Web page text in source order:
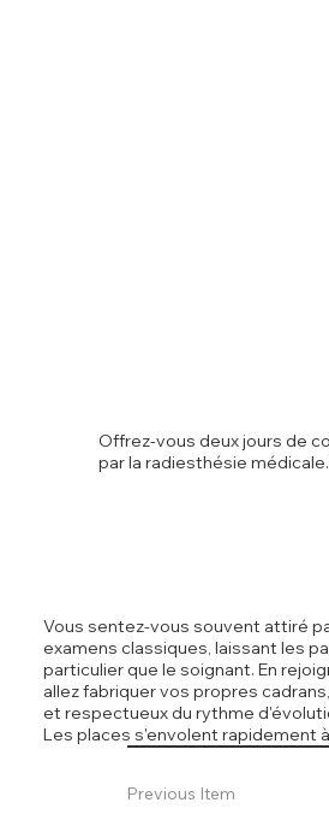
Offrez-vous deux jours de
par la radiesthésie
Vous sentez-vous souvent attiré
examens classiques, laissant les
particulier que le soignant. En
allez fabriquer vos propres
et respectueux du rythme
Les places s'envolent rapidement
Previous Item